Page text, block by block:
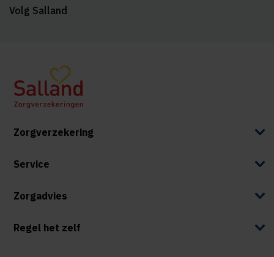
Volg Salland
Zorgverzekering
Service
Zorgadvies
Regel het zelf